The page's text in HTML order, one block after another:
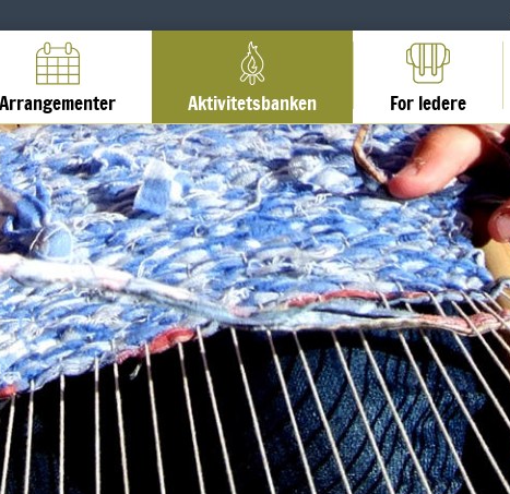
Arrangementer Aktivitetsbanken For ledere